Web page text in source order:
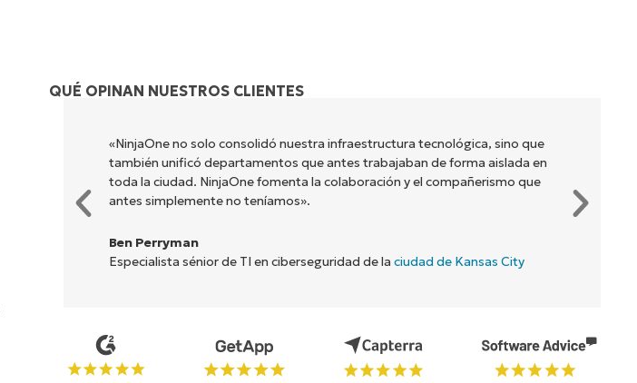
QUÉ OPINAN NUESTROS CLIENTES
«NinjaOne no solo consolidó nuestra infraestructura tecnológica, sino que
también unificó departamentos que antes trabajaban de forma aislada en
toda la ciudad. NinjaOne fomenta la colaboración y el compañerismo que
antes simplemente no teníamos».
Ben Perryman
Especialista sénior de TI en ciberseguridad de la ciudad de Kansas City